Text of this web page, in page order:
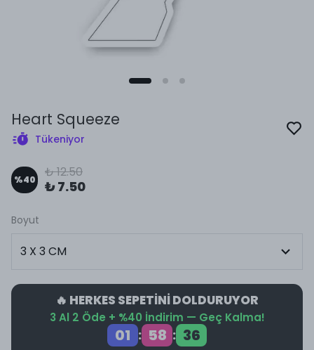
Heart Squeeze
Tükeniyor
%40 ₺ 12.50
₺ 7.50
Boyut
🔥 HERKES SEPETİNİ DOLDURUYOR
3 Al 2 Öde + %40 İndirim — Geç Kalma!
01 : 58 : 36